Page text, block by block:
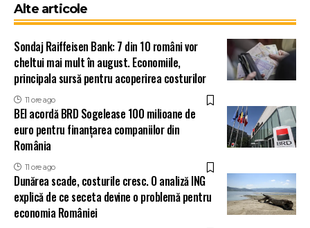
Alte articole
Sondaj Raiffeisen Bank: 7 din 10 români vor
cheltui mai mult în august. Economiile,
principala sursă pentru acoperirea costurilor
11 ore ago
BEI acordă BRD Sogelease 100 milioane de
euro pentru finanțarea companiilor din
România
11 ore ago
Dunărea scade, costurile cresc. O analiză ING
explică de ce seceta devine o problemă pentru
economia României